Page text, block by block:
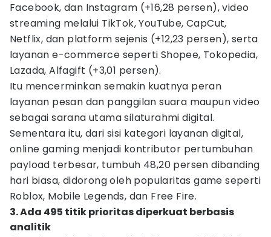
Facebook, dan Instagram (+16,28 persen), video
streaming melalui TikTok, YouTube, CapCut,
Netflix, dan platform sejenis (+12,23 persen), serta
layanan e-commerce seperti Shopee, Tokopedia,
Lazada, Alfagift (+3,01 persen).
Itu mencerminkan semakin kuatnya peran
layanan pesan dan panggilan suara maupun video
sebagai sarana utama silaturahmi digital.
Sementara itu, dari sisi kategori layanan digital,
online gaming menjadi kontributor pertumbuhan
payload terbesar, tumbuh 48,20 persen dibanding
hari biasa, didorong oleh popularitas game seperti
Roblox, Mobile Legends, dan Free Fire.
3. Ada 495 titik prioritas diperkuat berbasis
analitik